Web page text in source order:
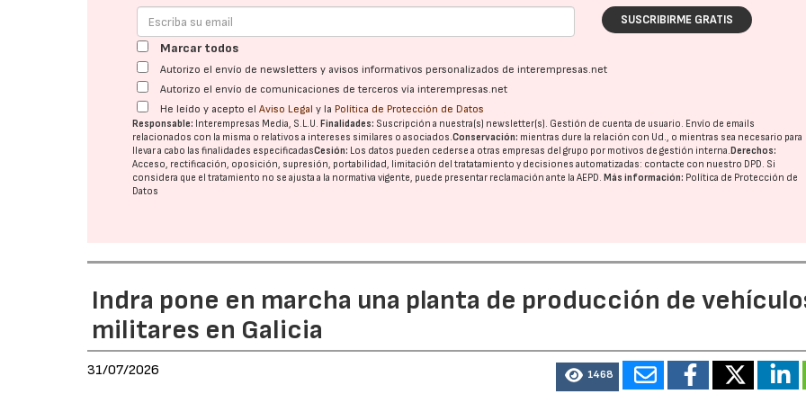
SUSCRIBIRME GRATIS
Marcar todos
Autorizo el envío de newsletters y avisos informativos personalizados de interempresas.net
Autorizo el envío de comunicaciones de terceros vía interempresas.net
He leído y acepto elAviso Legal y la Política de Protección de Datos
Responsable: Interempresas Media, S.L.U. Finalidades: Suscripción a nuestra(s) newsletter(s). Gestión de cuenta de usuario. Envío de emails
relacionados con la misma o relativos a intereses similares o asociados.Conservación: mientras dure la relación con Ud., o mientras sea necesario para
llevar a cabo las finalidades especificadasCesión: Los datos pueden cederse a otras empresas del grupo por motivos de gestión interna. Derechos:
Acceso, rectificación, oposición, supresión, portabilidad, limitación del tratatamiento y decisiones automatizadas: contacte con nuestro DPD. Si
considera que el tratamiento no se ajusta a la normativa vigente, puede presentar reclamación ante laAEPD. Más información: Política de Protección de
Datos
Indra pone en marcha una planta de producción de
militares en Galicia
31/07/2026 1468